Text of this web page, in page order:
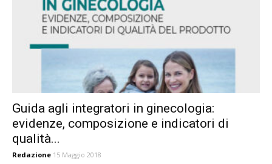
Guida agli integratori in ginecologia:
evidenze, composizione e indicatori di
qualità...
Redazione 15 Maggio 2018